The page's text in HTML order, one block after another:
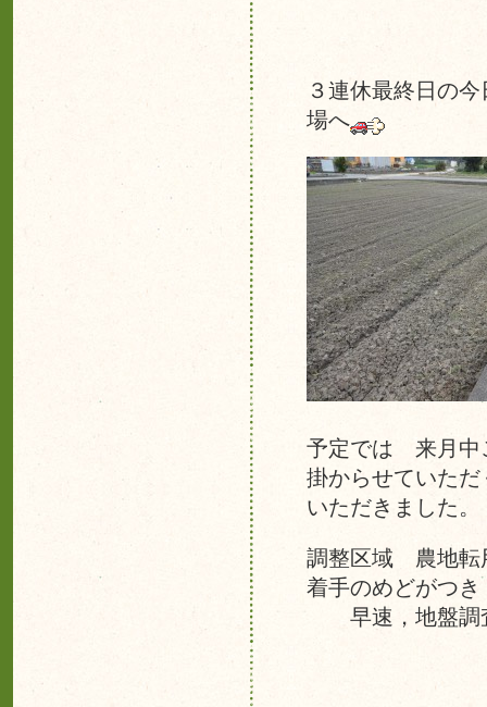
３連休最終日の
場へ
予定では 来月中
掛からせていた
いただきました。
調整区域 農地
着手のめどがつ
早速，地盤調